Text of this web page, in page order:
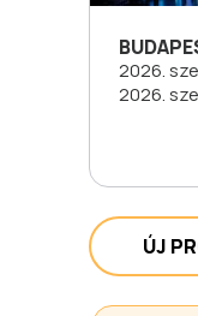
2026.
2026.
ÚJ